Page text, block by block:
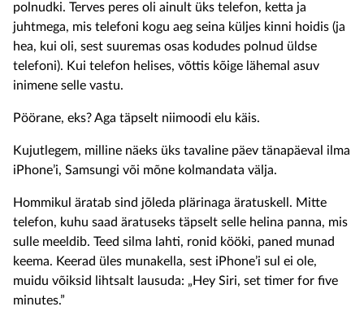
polnudki. Terves peres oli ainult üks telefon, ketta ja
juhtmega, mis telefoni kogu aeg seina küljes kinni hoidis (ja
hea, kui oli, sest suuremas osas kodudes polnud üldse
telefoni). Kui telefon helises, võttis kõige lähemal asuv
inimene selle vastu.
Pöörane, eks? Aga täpselt niimoodi elu käis.
Kujutlegem, milline näeks üks tavaline päev tänapäeval ilma
iPhone’i, Samsungi või mõne kolmandata välja.
Hommikul äratab sind jõleda plärinaga äratuskell. Mitte
telefon, kuhu saad äratuseks täpselt selle helina panna, mis
sulle meeldib. Teed silma lahti, ronid kööki, paned munad
keema. Keerad üles munakella, sest iPhone’i sul ei ole,
muidu võiksid lihtsalt lausuda: „Hey Siri, set timer for five
minutes.”